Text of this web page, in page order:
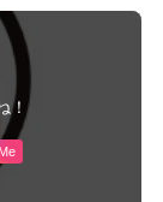
！